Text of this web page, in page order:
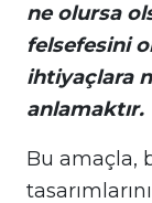
ne olursa
felsefesini
ihtiyaçlara
anlamaktır.
Bu amaçla,